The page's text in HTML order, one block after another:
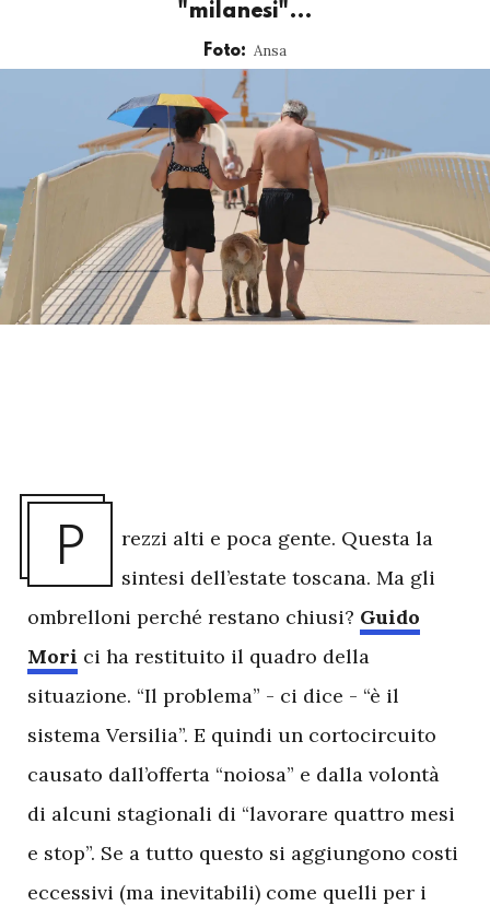
"milanesi"…
Foto: Ansa
P
rezzi alti e poca gente. Questa la
sintesi dell’estate toscana. Ma gli
ombrelloni perché restano chiusi? Guido
Mori ci ha restituito il quadro della
situazione. “Il problema” - ci dice - “è il
sistema Versilia”. E quindi un cortocircuito
causato dall’offerta “noiosa” e dalla volontà
di alcuni stagionali di “lavorare quattro mesi
e stop”. Se a tutto questo si aggiungono costi
eccessivi (ma inevitabili) come quelli per i